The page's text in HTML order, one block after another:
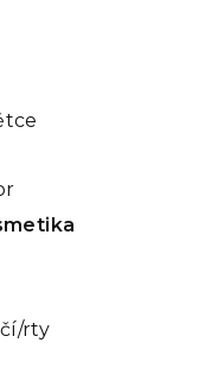
rty